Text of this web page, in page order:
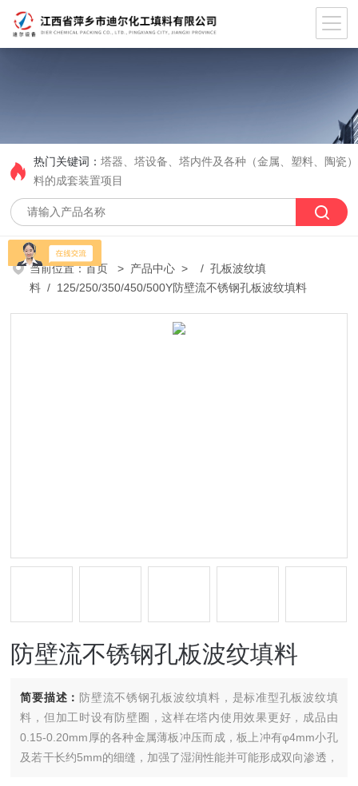
热门关键词：塔器、塔设备、塔内件及各种（金属、塑料、陶瓷
料的成套装置项目
当前位置：首页 > 产品中心 > /孔板波纹填
料 / 125/250/350/450/500Y防壁流不锈钢孔板波纹填料
防壁流不锈钢孔板波纹填料
简要描述： 防壁流不锈钢孔板波纹填料，是标准型孔板波纹填
料，但加工时设有防壁圈，这样在塔内使用效果更好，成品由
0.15-0.20mm厚的各种金属薄板冲压而成，板上冲有φ4mm小孔
及若干长约5mm的细缝，加强了湿润性能并可能形成双向渗透，